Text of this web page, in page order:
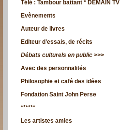
Télé : Tambour battant * DEMAIN TV
Evènements
Auteur de livres
Editeur d’essais, de récits
Débats culturels en public >>>
Avec des personnalités
Philosophie et café des idées
Fondation Saint John Perse
******
Les artistes amies